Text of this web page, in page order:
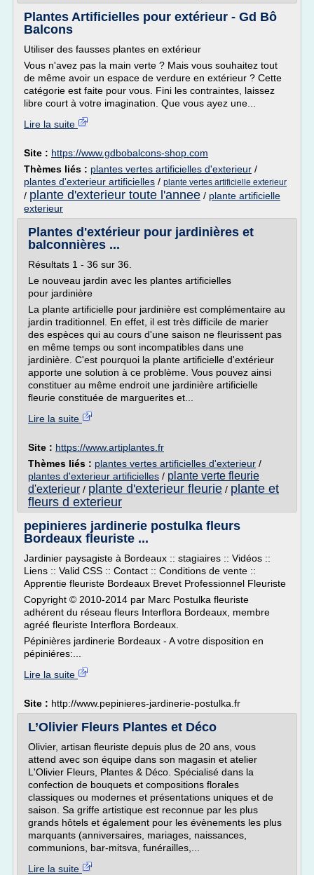
Plantes Artificielles pour extérieur - Gd Bô
Balcons
Utiliser des fausses plantes en extérieur
Vous n'avez pas la main verte ? Mais vous souhaitez tout
de même avoir un espace de verdure en extérieur ? Cette
catégorie est faite pour vous. Fini les contraintes, laissez
libre court à votre imagination. Que vous ayez une...
Lire la suite
Site : https://www.gdbobalcons-shop.com
Thèmes liés : plantes vertes artificielles d'exterieur /
plantes d'exterieur artificielles / plante vertes artificielle exterieur
/ plante d'exterieur toute l'annee / plante artificielle
exterieur
Plantes d'extérieur pour jardinières et
balconnières ...
Résultats 1 - 36 sur 36.
Le nouveau jardin avec les plantes artificielles
pour jardinière
La plante artificielle pour jardinière est complémentaire au
jardin traditionnel. En effet, il est très difficile de marier
des espèces qui au cours d'une saison ne fleurissent pas
en même temps ou sont incompatibles dans une
jardinière. C'est pourquoi la plante artificielle d'extérieur
apporte une solution à ce problème. Vous pouvez ainsi
constituer au même endroit une jardinière artificielle
fleurie constituée de marguerites et...
Lire la suite
Site : https://www.artiplantes.fr
Thèmes liés : plantes vertes artificielles d'exterieur /
plantes d'exterieur artificielles / plante verte fleurie
d'exterieur / plante d'exterieur fleurie / plante et
fleurs d exterieur
pepinieres jardinerie postulka fleurs
Bordeaux fleuriste ...
Jardinier paysagiste à Bordeaux :: stagiaires :: Vidéos ::
Liens :: Valid CSS :: Contact :: Conditions de vente ::
Apprentie fleuriste Bordeaux Brevet Professionnel Fleuriste
Copyright © 2010-2014 par Marc Postulka fleuriste
adhérent du réseau fleurs Interflora Bordeaux, membre
agréé fleuriste Interflora Bordeaux.
Pépinières jardinerie Bordeaux - A votre disposition en
pépiniéres:...
Lire la suite
Site : http://www.pepinieres-jardinerie-postulka.fr
L’Olivier Fleurs Plantes et Déco
Olivier, artisan fleuriste depuis plus de 20 ans, vous
attend avec son équipe dans son magasin et atelier
L'Olivier Fleurs, Plantes & Déco. Spécialisé dans la
confection de bouquets et compositions florales
classiques ou modernes et présentations uniques et de
saison. Sa griffe artistique est reconnue par les plus
grands hôtels et également pour les évènements les plus
marquants (anniversaires, mariages, naissances,
communions, bar-mitsva, funérailles,...
Lire la suite